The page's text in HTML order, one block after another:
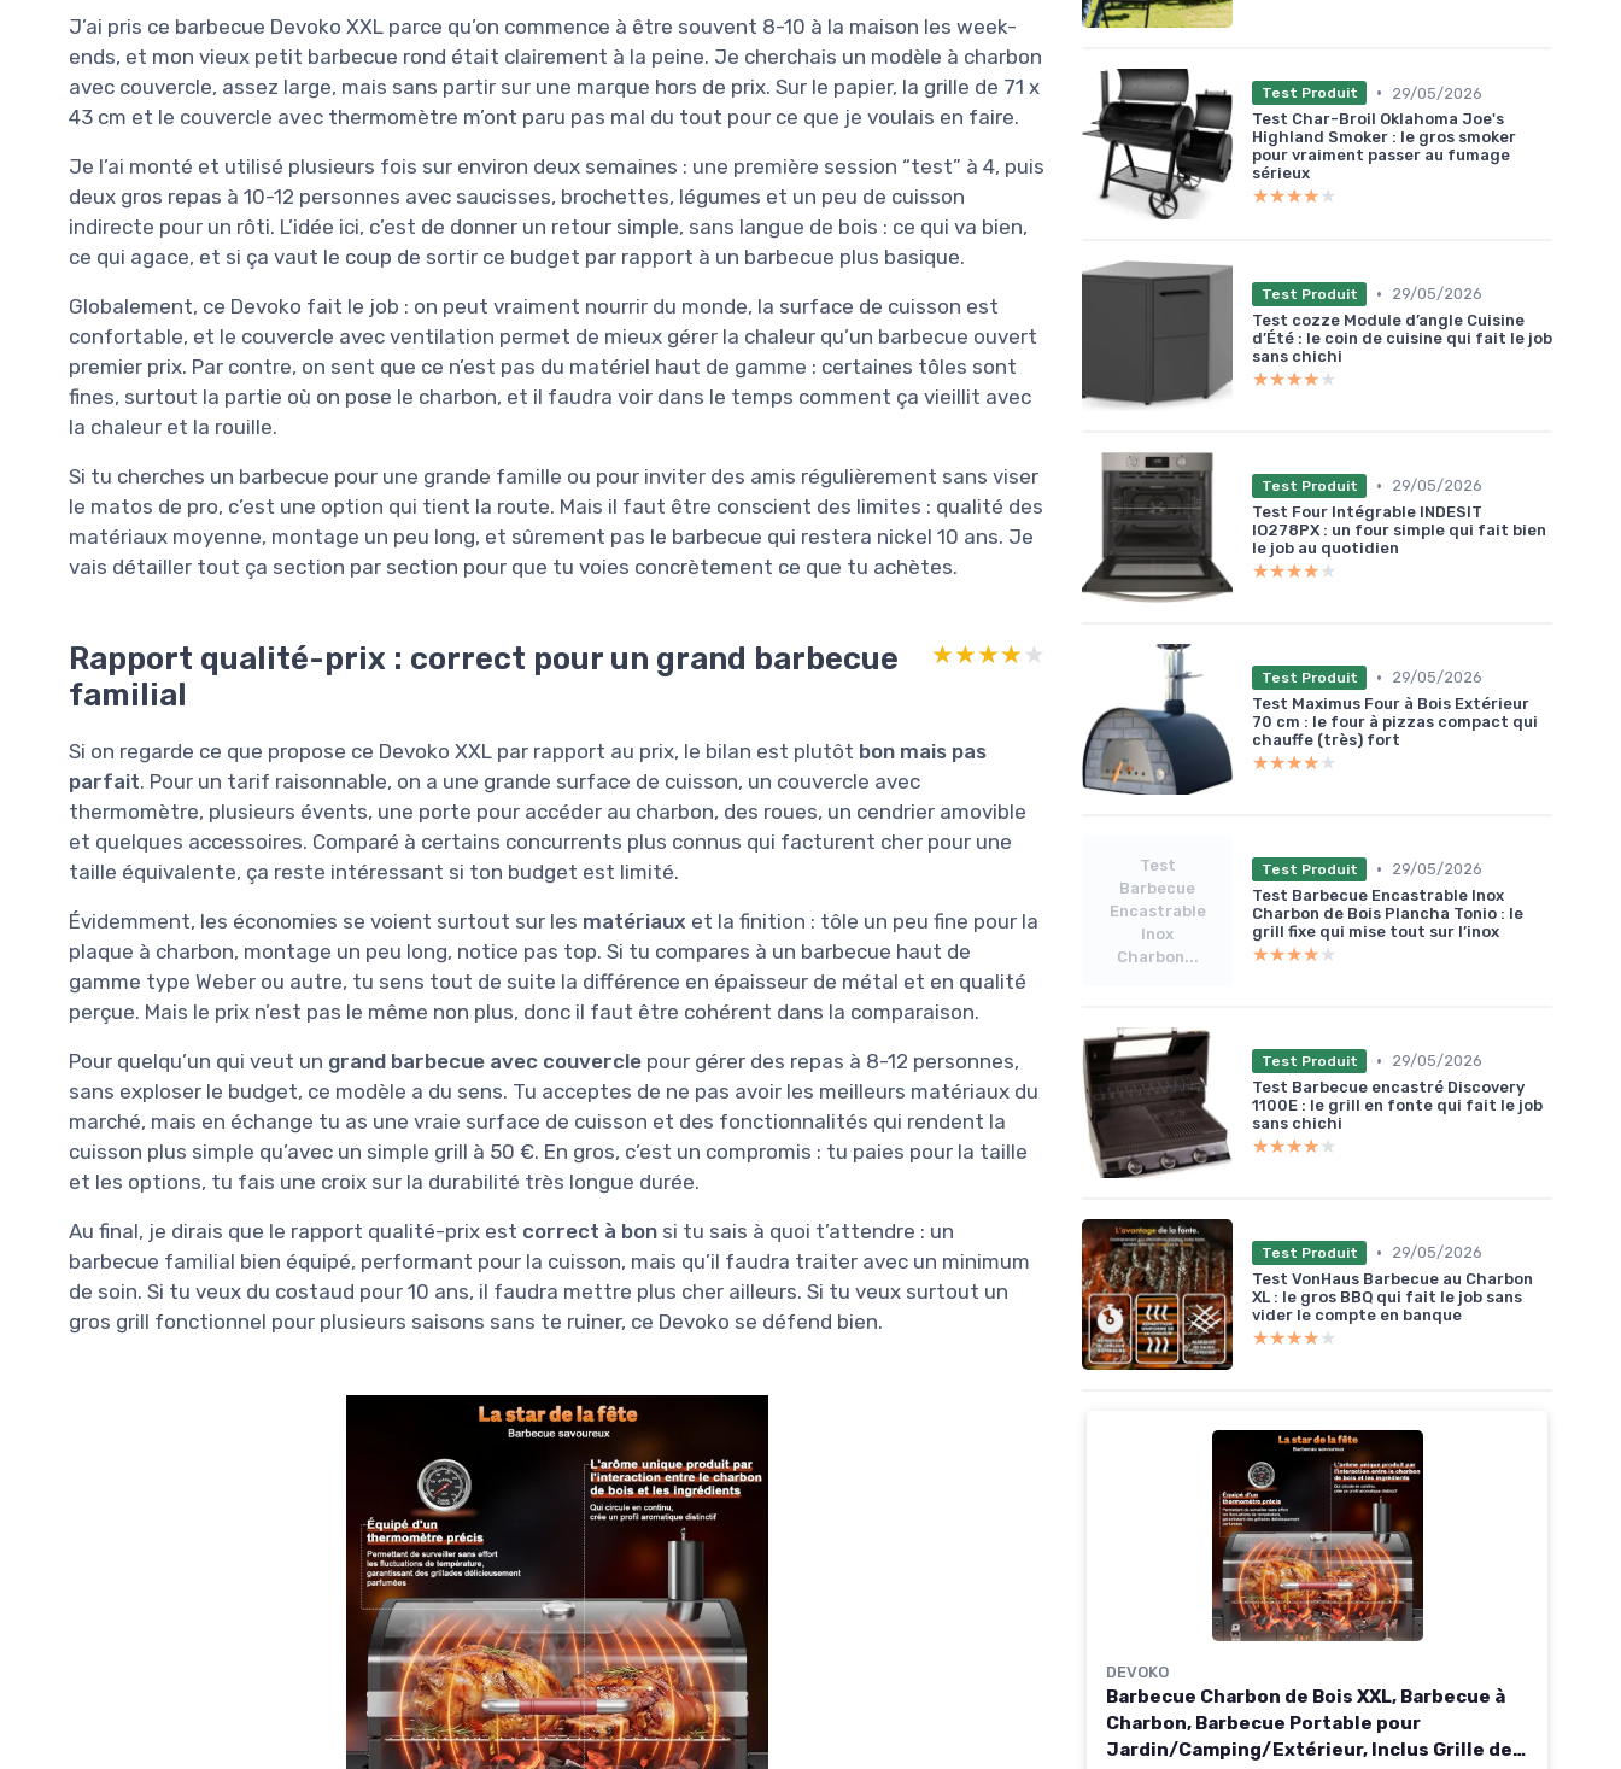
J’ai pris ce barbecue Devoko XXL parce qu’on commence à être souvent 8-10 à la maison les week-
ends, et mon vieux petit barbecue rond était clairement à la peine. Je cherchais un modèle à charbon
avec couvercle, assez large, mais sans partir sur une marque hors de prix. Sur le papier, la grille de 71 x
43 cm et le couvercle avec thermomètre m’ont paru pas mal du tout pour ce que je voulais en faire.
Je l’ai monté et utilisé plusieurs fois sur environ deux semaines : une première session “test” à 4, puis
deux gros repas à 10-12 personnes avec saucisses, brochettes, légumes et un peu de cuisson
indirecte pour un rôti. L’idée ici, c’est de donner un retour simple, sans langue de bois : ce qui va bien,
ce qui agace, et si ça vaut le coup de sortir ce budget par rapport à un barbecue plus basique.
Globalement, ce Devoko fait le job : on peut vraiment nourrir du monde, la surface de cuisson est
confortable, et le couvercle avec ventilation permet de mieux gérer la chaleur qu’un barbecue ouvert
premier prix. Par contre, on sent que ce n’est pas du matériel haut de gamme : certaines tôles sont
fines, surtout la partie où on pose le charbon, et il faudra voir dans le temps comment ça vieillit avec
la chaleur et la rouille.
Si tu cherches un barbecue pour une grande famille ou pour inviter des amis régulièrement sans viser
le matos de pro, c’est une option qui tient la route. Mais il faut être conscient des limites : qualité des
matériaux moyenne, montage un peu long, et sûrement pas le barbecue qui restera nickel 10 ans. Je
vais détailler tout ça section par section pour que tu voies concrètement ce que tu achètes.
Rapport qualité-prix : correct pour un grand barbecue
familial
★★★★★
★★★★★
Si on regarde ce que propose ce Devoko XXL par rapport au prix, le bilan est plutôt bon mais pas
parfait. Pour un tarif raisonnable, on a une grande surface de cuisson, un couvercle avec
thermomètre, plusieurs évents, une porte pour accéder au charbon, des roues, un cendrier amovible
et quelques accessoires. Comparé à certains concurrents plus connus qui facturent cher pour une
taille équivalente, ça reste intéressant si ton budget est limité.
Évidemment, les économies se voient surtout sur les matériaux et la finition : tôle un peu fine pour la
plaque à charbon, montage un peu long, notice pas top. Si tu compares à un barbecue haut de
gamme type Weber ou autre, tu sens tout de suite la différence en épaisseur de métal et en qualité
perçue. Mais le prix n’est pas le même non plus, donc il faut être cohérent dans la comparaison.
Pour quelqu’un qui veut un grand barbecue avec couvercle pour gérer des repas à 8-12 personnes,
sans exploser le budget, ce modèle a du sens. Tu acceptes de ne pas avoir les meilleurs matériaux du
marché, mais en échange tu as une vraie surface de cuisson et des fonctionnalités qui rendent la
cuisson plus simple qu’avec un simple grill à 50 €. En gros, c’est un compromis : tu paies pour la taille
et les options, tu fais une croix sur la durabilité très longue durée.
Au final, je dirais que le rapport qualité-prix est correct à bon si tu sais à quoi t’attendre : un
barbecue familial bien équipé, performant pour la cuisson, mais qu’il faudra traiter avec un minimum
de soin. Si tu veux du costaud pour 10 ans, il faudra mettre plus cher ailleurs. Si tu veux surtout un
gros grill fonctionnel pour plusieurs saisons sans te ruiner, ce Devoko se défend bien.
Test Produit •
29/05/2026
Test Char-Broil Oklahoma Joe's
Highland Smoker : le gros smoker
pour vraiment passer au fumage
sérieux
★★★★★
★★★★★
Test Produit •
29/05/2026
Test cozze Module d’angle Cuisine
d’Été : le coin de cuisine qui fait le job
sans chichi
★★★★★
★★★★★
Test Produit •
29/05/2026
Test Four Intégrable INDESIT
IO278PX : un four simple qui fait bien
le job au quotidien
★★★★★
★★★★★
Test Produit •
29/05/2026
Test Maximus Four à Bois Extérieur
70 cm : le four à pizzas compact qui
chauffe (très) fort
★★★★★
★★★★★
Test
Barbecue
Encastrable
Inox
Charbon...
Test Produit •
29/05/2026
Test Barbecue Encastrable Inox
Charbon de Bois Plancha Tonio : le
grill fixe qui mise tout sur l’inox
★★★★★
★★★★★
Test Produit •
29/05/2026
Test Barbecue encastré Discovery
1100E : le grill en fonte qui fait le job
sans chichi
★★★★★
★★★★★
Test Produit •
29/05/2026
Test VonHaus Barbecue au Charbon
XL : le gros BBQ qui fait le job sans
vider le compte en banque
★★★★★
★★★★★
DEVOKO
Barbecue Charbon de Bois XXL, Barbecue à
Charbon, Barbecue Portable pour
Jardin/Camping/Extérieur, Inclus Grille de